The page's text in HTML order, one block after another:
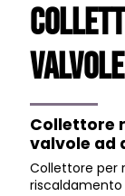
Collettore
valvole ad
Collettore per